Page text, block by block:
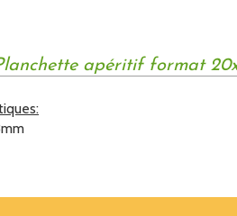
apéritif format